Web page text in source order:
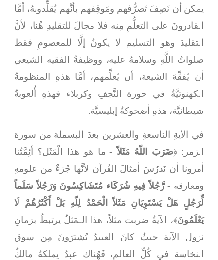
يمكن أن نَصِفَ تَصرُّفهم ومَوقِفهم بأنَّهم يُقلِّدونهُ، أمَّا
القادرونَ على التعلُّمِ مِنه فلا مجالَ للتقليدِ هُنا، لأنَّ
التقليدَ وهو التسليم لا يكونُ إلَّا للمعصومِ فقط
صلواتُ اللَّهِ وسلامهُ عليه، ووظيفةُ الفقيه الشيعي
أن يُفقِّهَ الشيعة، أن يُعلِّمهم، أمَّا هذهِ المنظومةُ
الكهنوتيَّةُ في حوزة النَّجفِ وكربلاء فهذهِ أُلعوبةٌ
شيطانيَّة، هذهِ أضحوكةٌ إبليسيَّة.
في الآيةِ التاسعةِ والعشرين بعدَ البسملة من سورة
الزمر: ﴿ضَرَبَ اللّهُ مَثَلاً - ما هو هذا الْمَثَل؟ أئِمَّتُنا
أمرونا أن نَدرُسَ أمثالَ القُرآن لأنَّها جُزءٌ من علومهِ
ومعارفه -رَّجُلاً فِيهِ شُرَكَاء مُتَشَاكِسُونَ وَرَجُلاً سَلَماً
لِّرَجُلٍ هَلْ يَسْتَوِيَانِ مَثَلاً الْحَمْدُ لِلّهِ بَلْ أَكْثَرُهُمْ لَا
يَعْلَمُونَ﴾، الآيةُ ضربت مثلاً، هذا الـمَثلُ يرتبطُ بزمانِ
نزول الآية حيثُ كانَ العبيدُ يُشترَونَ مِن سوق
النخاسة في كُلِّ العالمِ، فَهُناك عبدٌ يملكهُ مالكٌ